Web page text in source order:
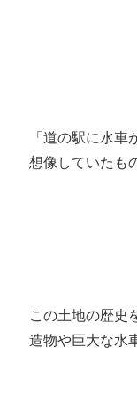
「道の駅に水車
想像していたも
この土地の歴史
造物や巨大な水